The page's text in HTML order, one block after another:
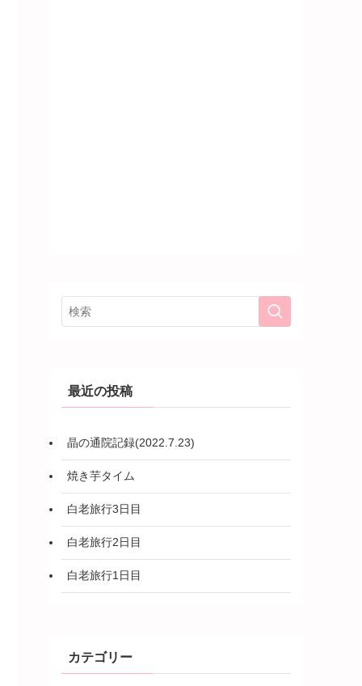
最近の投稿
晶の通院記録(2022.7.23)
焼き芋タイム
白老旅行3日目
白老旅行2日目
白老旅行1日目
カテゴリー